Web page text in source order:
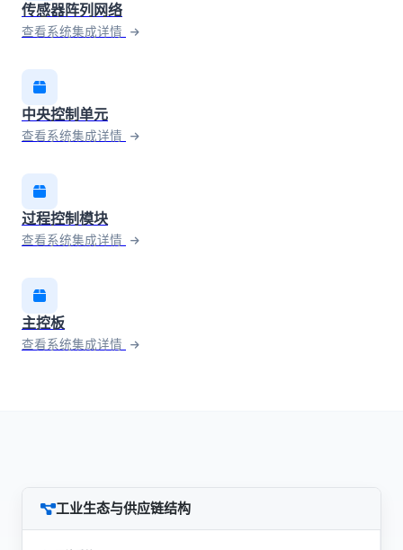
传感器阵列网络
查看系统集成详情
中央控制单元
查看系统集成详情
过程控制模块
查看系统集成详情
主控板
查看系统集成详情
工业生态与供应链结构